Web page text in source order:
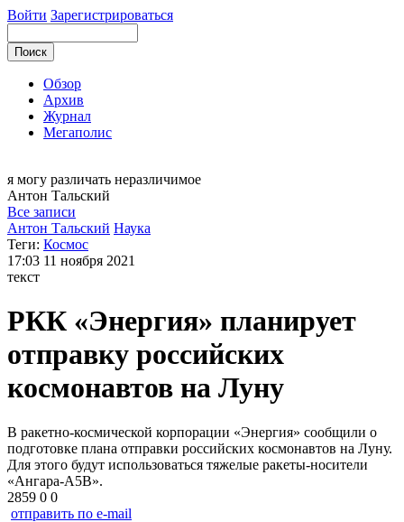
Войти Зарегистрироваться
Обзор
Архив
Журнал
Мегаполис
я могу различать неразличимое
Антон Тальский
Все записи
Антон Тальский Наука
Теги: Космос
17:03 11 ноября 2021
текст
РКК «Энергия» планирует
отправку российских
космонавтов на Луну
В ракетно-космической корпорации «Энергия» сообщили о
подготовке плана отправки российских космонавтов на Луну.
Для этого будут использоваться тяжелые ракеты-носители
«Ангара-A5B».
2859 0 0
отправить по e-mail